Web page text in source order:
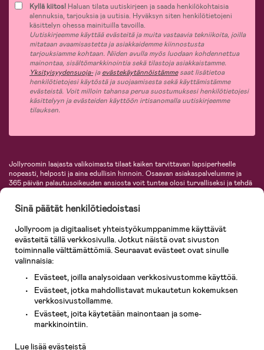
Kyllä kiitos! Haluan tilata uutiskirjeen ja saada henkilökohtaisia
alennuksia, tarjouksia ja uutisia. Hyväksyn siten henkilötietojeni
käsittelyn ohessa mainituilla tavoilla.
Uutiskirjeemme käyttää evästeitä ja muita vastaavia tekniikoita, joilla
mitataan avaamisastetta ja asiakkaidemme kiinnostusta
tarjouksiamme kohtaan. Niiden avulla myös luodaan kohdennettua
mainontaa, sisältömarkkinointia sekä tilastoja asiakkaistamme.
Yksityisyydensuoja-jaevästekäytännöistämmesaat lisätietoa
henkilötietojesi käytöstä ja suojaamisesta sekä käyttämistämme
evästeistä. Voit milloin tahansa perua suostumuksesi henkilötietojesi
käsittelyyn ja evästeiden käyttöön irtisanomalla uutiskirjeemme
tilauksen.
Jollyroomin laajasta valikoimasta tilaat kaiken tarvittavan lapsiperheelle
nopeasti, helposti ja aina edullisin hinnoin. Osaavan asiakaspalvelumme ja
365 päivän palautusoikeuden ansiosta voit tuntea olosi turvalliseksi ja tehdä
lastentarvikkeita sekä paljon muuta. Meiltä löydät lukuisia tunnettuja
KidKraft, Ergobaby, Philips Avent, Neonate, Cybex, LEGO ja monia muita!
Tervetuloa shoppailemaan Pohjoismaiden suurimpaan lastentarvikkeiden
verkkokauppaan!
Sinä päätät henkilötiedoistasi
Jollyroom ja digitaaliset yhteistyökumppanimme käyttävät
evästeitä tällä verkkosivulla. Jotkut näistä ovat sivuston
toiminnalle välttämättömiä. Seuraavat evästeet ovat sinulle
valinnaisia:
Evästeet, joilla analysoidaan verkkosivustomme käyttöä.
Evästeet, jotka mahdollistavat mukautetun kokemuksen
verkkosivustollamme.
Evästeet, joita käytetään mainontaan ja some-
markkinointiin.
Lue lisää evästeistä